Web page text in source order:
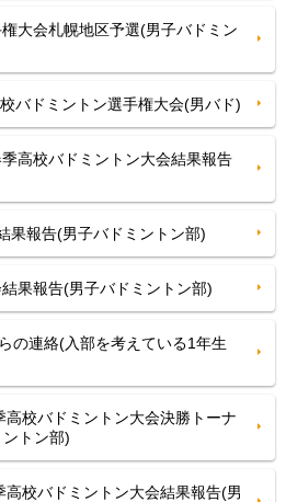
大会札幌地区予選(男子バドミン
バドミントン選手権大会(男バド)
高校バドミントン大会結果報告
報告(男子バドミントン部)
果報告(男子バドミントン部)
の連絡(入部を考えている1年生
校バドミントン大会決勝トーナ
トン部)
校バドミントン大会結果報告(男